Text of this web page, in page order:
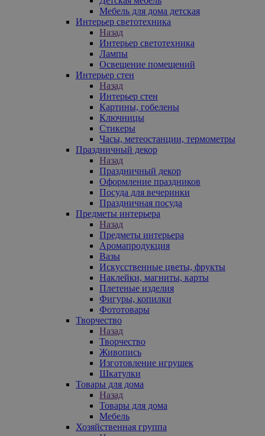
Мебель для дома детская
Интерьер светотехника
Назад
Интерьер светотехника
Лампы
Освещение помещений
Интерьер стен
Назад
Интерьер стен
Картины, гобелены
Ключницы
Стикеры
Часы, метеостанции, термометры
Праздничный декор
Назад
Праздничный декор
Оформление праздников
Посуда для вечеринки
Праздничная посуда
Предметы интерьера
Назад
Предметы интерьера
Аромапродукция
Вазы
Искусственные цветы, фрукты
Наклейки, магниты, карты
Плетеные изделия
Фигуры, копилки
Фототовары
Творчество
Назад
Творчество
Живопись
Изготовление игрушек
Шкатулки
Товары для дома
Назад
Товары для дома
Мебель
Хозяйственная группа